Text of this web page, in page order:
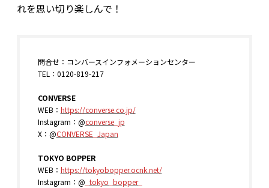
れを思い切り楽しんで！
問合せ：コンバースインフォメーションセンター
TEL：0120-819-217
CONVERSE
WEB： https://converse.co.jp/
Instagram：@converse_jp
X：@CONVERSE_Japan
TOKYO BOPPER
WEB： https://tokyobopper.ocnk.net/
Instagram：@ _tokyo_bopper_